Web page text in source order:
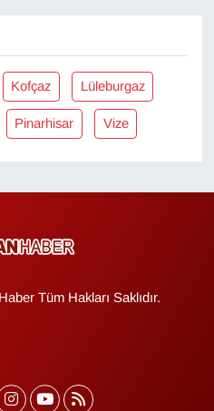
Kofçaz Lüleburgaz
Pinarhisar Vize
Tüm Hakları Saklıdır.